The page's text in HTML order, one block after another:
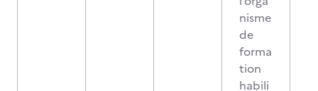
nisme
de
forma
tion
habili